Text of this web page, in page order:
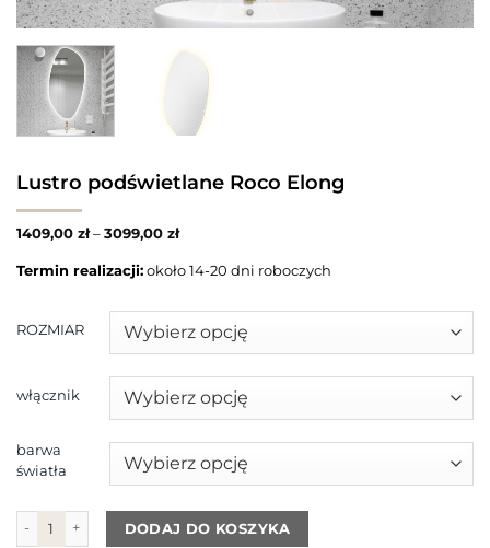
Lustro podświetlane Roco Elong
1409,00 zł–3099,00 zł
Termin realizacji:około 14-20 dni roboczych
ROZMIAR
włącznik
barwa
światła
ilość Lustro podświetlane Roco Elong
DODAJ DO KOSZYKA